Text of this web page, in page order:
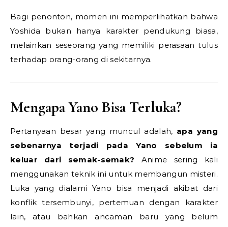
Bagi penonton, momen ini memperlihatkan bahwa
Yoshida bukan hanya karakter pendukung biasa,
melainkan seseorang yang memiliki perasaan tulus
terhadap orang-orang di sekitarnya.
Mengapa Yano Bisa Terluka?
Pertanyaan besar yang muncul adalah, apa yang
sebenarnya terjadi pada Yano sebelum ia
keluar dari semak-semak? Anime sering kali
menggunakan teknik ini untuk membangun misteri.
Luka yang dialami Yano bisa menjadi akibat dari
konflik tersembunyi, pertemuan dengan karakter
lain, atau bahkan ancaman baru yang belum